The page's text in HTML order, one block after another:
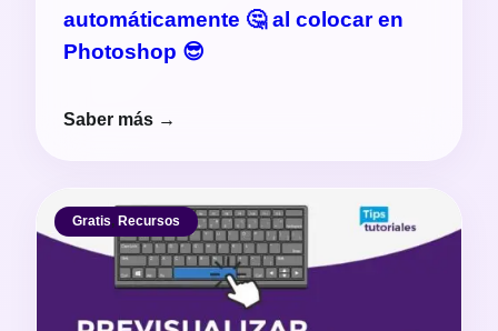
automáticamente 🤔 al colocar en
Photoshop 😎
Saber más →
Gratis, Recursos